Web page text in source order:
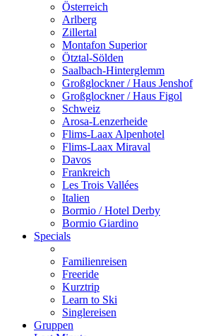
Österreich
Arlberg
Zillertal
Montafon Superior
Ötztal-Sölden
Saalbach-Hinterglemm
Großglockner / Haus Jenshof
Großglockner / Haus Figol
Schweiz
Arosa-Lenzerheide
Flims-Laax Alpenhotel
Flims-Laax Miraval
Davos
Frankreich
Les Trois Vallées
Italien
Bormio / Hotel Derby
Bormio Giardino
Specials
Familienreisen
Freeride
Kurztrip
Learn to Ski
Singlereisen
Gruppen